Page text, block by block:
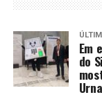
Em
do